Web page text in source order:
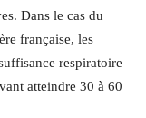
Dans le cas du
française, les
respiratoire
atteindre 30 à 60